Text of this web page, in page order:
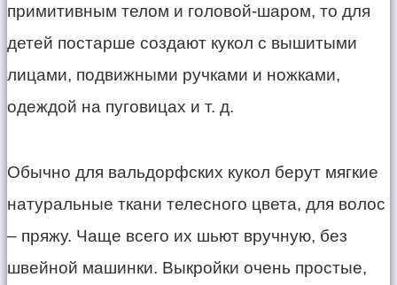
примитивным телом и головой-шаром, то для
детей постарше создают кукол с вышитыми
лицами, подвижными ручками и ножками,
одеждой на пуговицах и т. д.
​Обычно для вальдорфских кукол берут мягкие
натуральные ткани телесного цвета, для волос
– пряжу. Чаще всего их шьют вручную, без
швейной машинки. Выкройки очень простые,